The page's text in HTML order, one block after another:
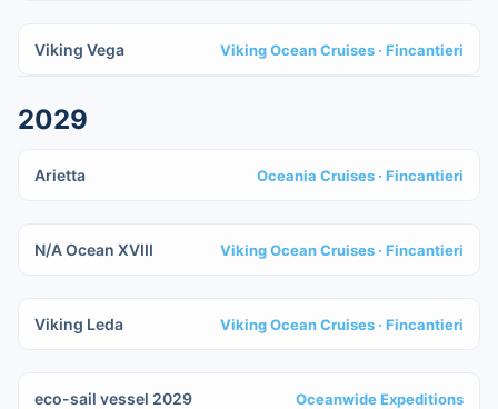
Viking Vega Viking Ocean Cruises · Fincantieri
2029
IN COSTRUZIONE
Arietta Oceania Cruises · Fincantieri
N/A Ocean XVIII Viking Ocean Cruises · Fincantieri
Viking Leda Viking Ocean Cruises · Fincantieri
eco-sail vessel 2029 Oceanwide Expeditions